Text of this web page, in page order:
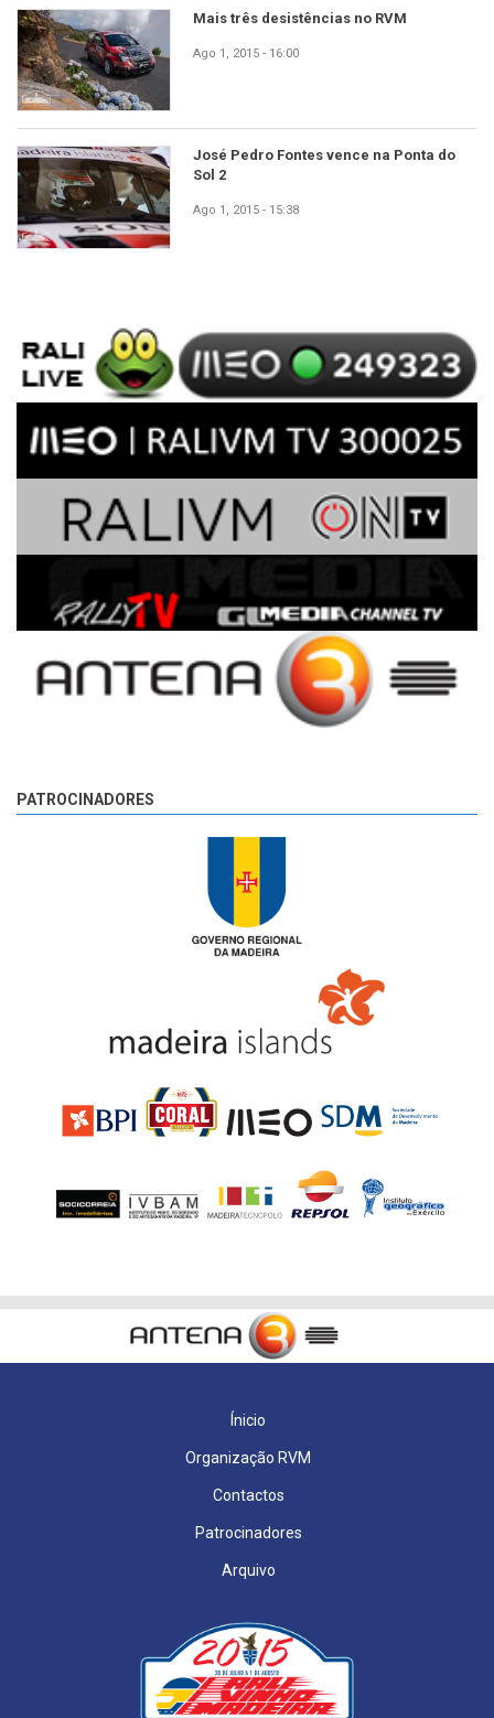
Mais três desistências no RVM
Ago 1, 2015 - 16:00
José Pedro Fontes vence na Ponta do
Sol 2
Ago 1, 2015 - 15:38
PATROCINADORES
Ínicio
Organização RVM
Contactos
Patrocinadores
Arquivo